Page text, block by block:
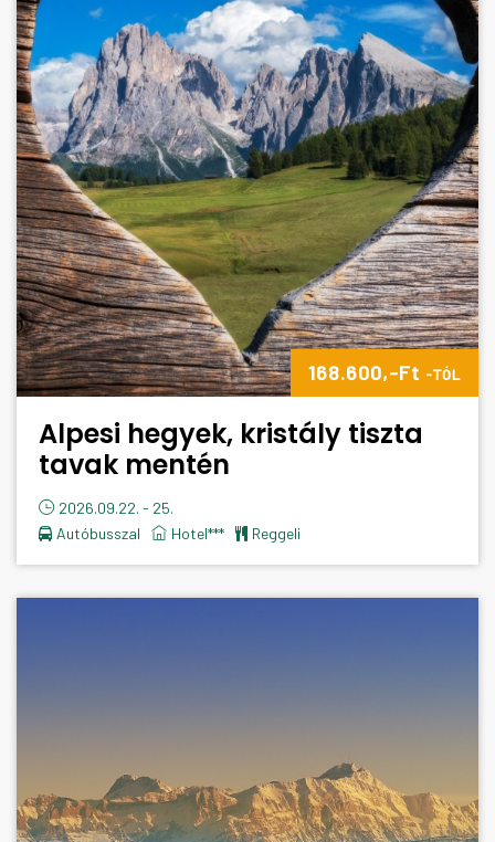
168.600,-Ft -TÓL
Alpesi hegyek, kristály tiszta
tavak mentén
2026.09.22. - 25.
Autóbusszal
hotel*** reggeli